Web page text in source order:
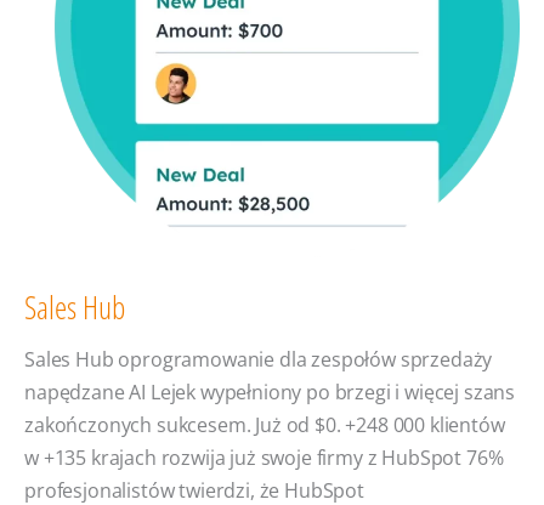
Sales Hub
Sales Hub oprogramowanie dla zespołów sprzedaży
napędzane AI Lejek wypełniony po brzegi i więcej szans
zakończonych sukcesem. Już od $0. +248 000 klientów
w +135 krajach rozwija już swoje firmy z HubSpot 76%
profesjonalistów twierdzi, że HubSpot